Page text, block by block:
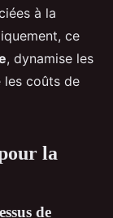
à la
ce
, dynamise les
les coûts de
la
de